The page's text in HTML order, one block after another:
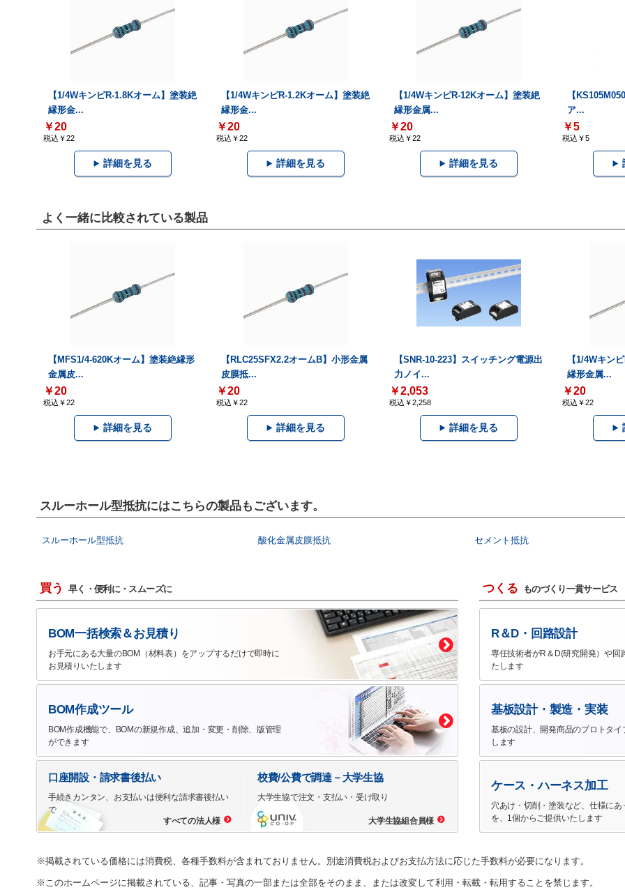
【1/4WキンピR-1.8Kオーム】塗装絶
縁形金...
￥20
税込￥22
詳細を見る
【1/4WキンピR-1.2Kオーム】塗装絶
縁形金...
￥20
税込￥22
詳細を見る
【1/4WキンピR-12Kオーム】塗装絶
縁形金属...
￥20
税込￥22
詳細を見る
【
ア...
￥5
税込￥5
よく一緒に比較されている製品
【MFS1/4-620Kオーム】塗装絶縁形
金属皮...
￥20
税込￥22
詳細を見る
【RLC25SFX2.2オームB】小形金属
皮膜抵...
￥20
税込￥22
詳細を見る
【SNR-10-223】スイッチング電源出
力ノイ...
￥2,053
税込￥2,258
詳細を見る
【1/4Wキン
縁形金属...
￥20
税込￥22
スルーホール型抵抗にはこちらの製品もございます。
スルーホール型抵抗 酸化金属皮膜抵抗 セメント抵抗
買う 早く・便利に・スムーズに
BOM一括検索＆お見積り
お手元にある大量のBOM（材料表）をアップするだけで即時に
お見積りいたします
BOM作成ツール
BOM作成機能で、BOMの新規作成、追加・変更・削除、版管理
ができます
口座開設・請求書後払い
手続きカンタン、お支払いは便利な請求書後払い
で
すべての法人様
校費/公費で調達－大学生協
大学生協で注文・支払い・受け取り
大学生協組合員様
つくる ものづくり一貫サービス
R＆D・回路設計
専任技術者がR＆D(研究開発）や回
たします
基板設計・製造・実装
基板の設計、開発商品のプロトタ
します
ケース・ハーネス加工
穴あけ・切削・塗装など、仕様に
を、1個からご提供いたします
※掲載されている価格には消費税、各種手数料が含まれておりません。別途消費税およびお支払方法に応じた手数料が必要になります。
※このホームページに掲載されている、記事・写真の一部または全部をそのまま、または改変して利用・転載・転用することを禁じます。